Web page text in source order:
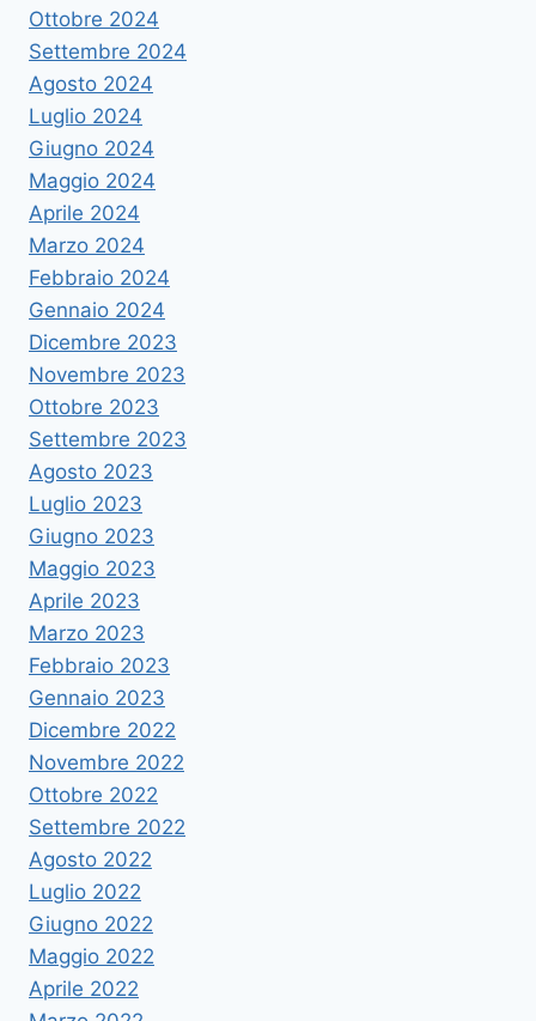
Ottobre 2024
Settembre 2024
Agosto 2024
Luglio 2024
Giugno 2024
Maggio 2024
Aprile 2024
Marzo 2024
Febbraio 2024
Gennaio 2024
Dicembre 2023
Novembre 2023
Ottobre 2023
Settembre 2023
Agosto 2023
Luglio 2023
Giugno 2023
Maggio 2023
Aprile 2023
Marzo 2023
Febbraio 2023
Gennaio 2023
Dicembre 2022
Novembre 2022
Ottobre 2022
Settembre 2022
Agosto 2022
Luglio 2022
Giugno 2022
Maggio 2022
Aprile 2022